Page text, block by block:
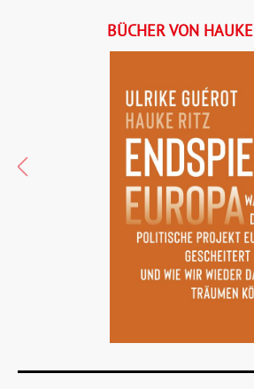
BÜCHER VON